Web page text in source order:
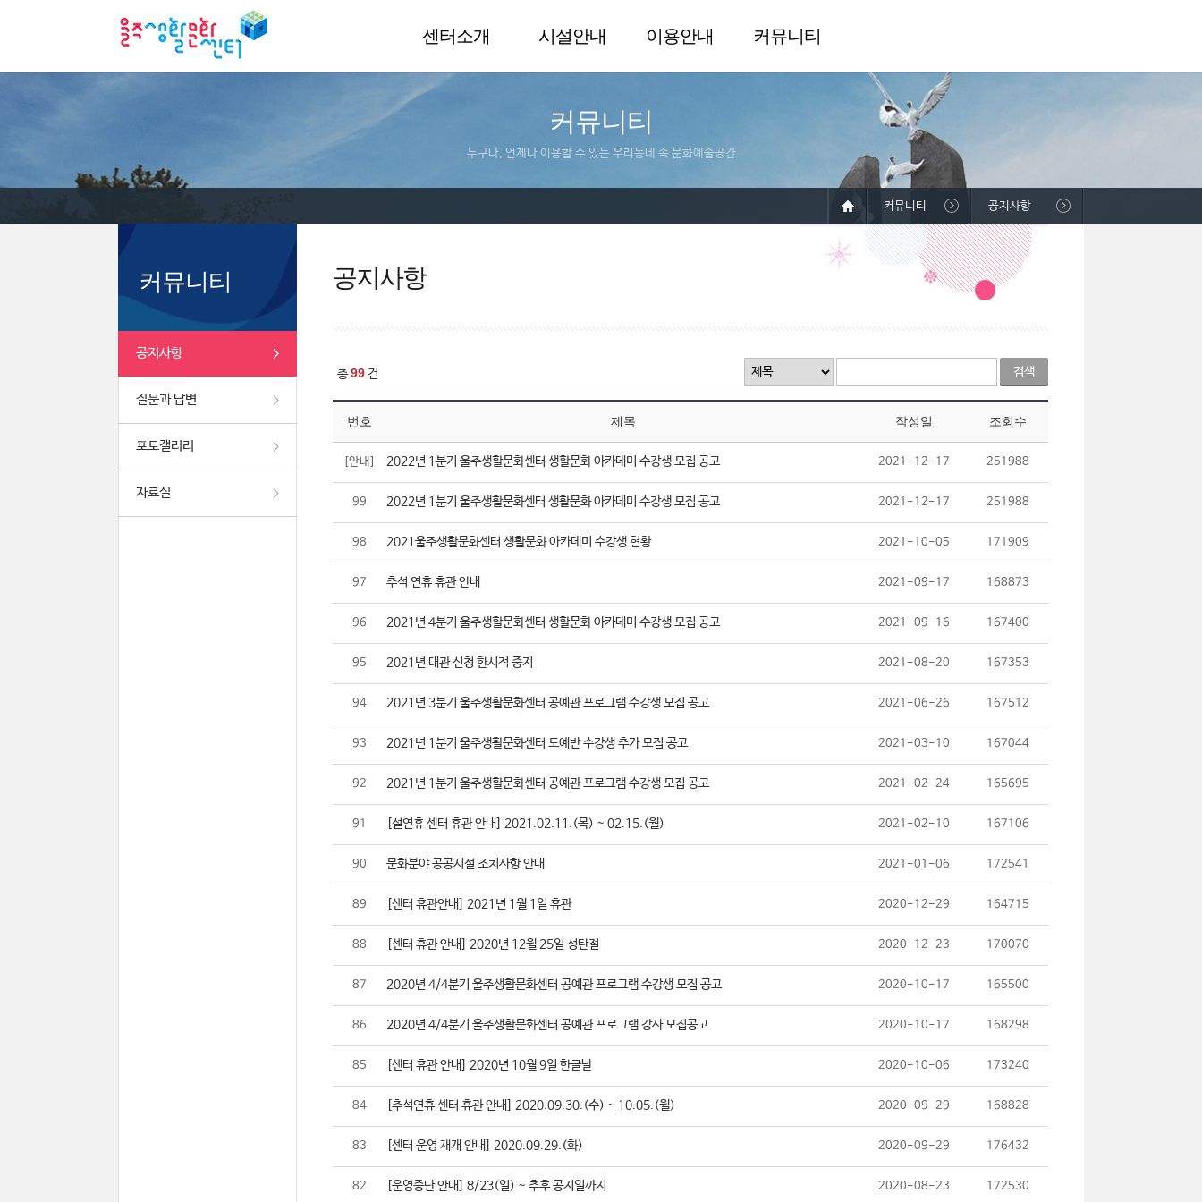
센터소개 시설안내 이용안내 커뮤니티
커뮤니티
누구나, 언제나 이용할 수 있는 우리동네 속 문화예술공간
커뮤니티
공지사항
질문과 답변
포토갤러리
자료실
커뮤니티 공지사항
공지사항
총99 건
번호 제목 작성일 조회수
[안내] 2022년 1분기 울주생활문화센터 생활문화 아카데미 수강생 모집 공고 2021-12-17 251988
99 2022년 1분기 울주생활문화센터 생활문화 아카데미 수강생 모집 공고 2021-12-17 251988
98 2021울주생활문화센터 생활문화 아카데미 수강생 현황 2021-10-05 171909
97 추석 연휴 휴관 안내 2021-09-17 168873
96 2021년 4분기 울주생활문화센터 생활문화 아카데미 수강생 모집 공고 2021-09-16 167400
95 2021년 대관 신청 한시적 중지 2021-08-20 167353
94 2021년 3분기 울주생활문화센터 공예관 프로그램 수강생 모집 공고 2021-06-26 167512
93 2021년 1분기 울주생활문화센터 도예반 수강생 추가 모집 공고 2021-03-10 167044
92 2021년 1분기 울주생활문화센터 공예관 프로그램 수강생 모집 공고 2021-02-24 165695
91 [설연휴 센터 휴관 안내] 2021.02.11.(목) ~ 02.15.(월) 2021-02-10 167106
90 문화분야 공공시설 조치사항 안내 2021-01-06 172541
89 [센터 휴관안내] 2021년 1월 1일 휴관 2020-12-29 164715
88 [센터 휴관 안내] 2020년 12월 25일 성탄절 2020-12-23 170070
87 2020년 4/4분기 울주생활문화센터 공예관 프로그램 수강생 모집 공고 2020-10-17 165500
86 2020년 4/4분기 울주생활문화센터 공예관 프로그램 강사 모집공고 2020-10-17 168298
85 [센터 휴관 안내] 2020년 10월 9일 한글날 2020-10-06 173240
84 [추석연휴 센터 휴관 안내] 2020.09.30.(수) ~ 10.05.(월) 2020-09-29 168828
83 [센터 운영 재개 안내] 2020.09.29.(화) 2020-09-29 176432
82 [운영중단 안내] 8/23(일) ~ 추후 공지일까지 2020-08-23 172530